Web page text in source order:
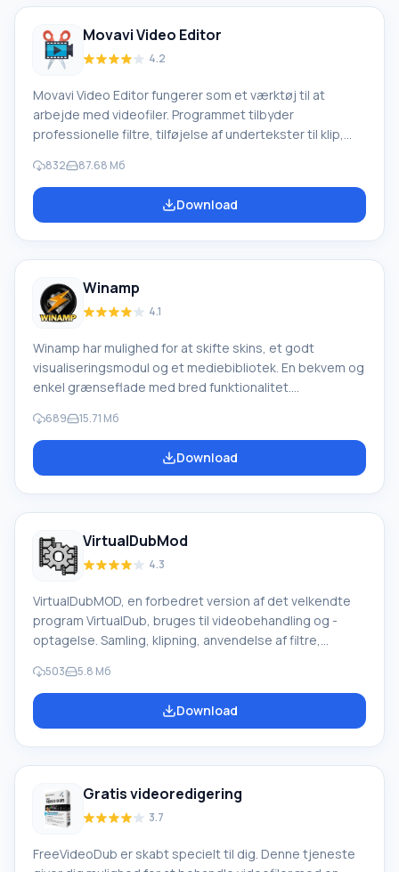
downloaden automatisk.
Movavi Video Editor
4.2
Movavi Video Editor fungerer som et værktøj til at
arbejde med videofiler. Programmet tilbyder
professionelle filtre, tilføjelse af undertekster til klip,
"sepia", "billede-i-billede", "tilføj støj", "gråtoner", osv.),
tilføjelse af brugerdefinerede lydspor, ændring af
afspilningshastighed for lyd/videofiler og meget mere.
832 87.68 Mб
Download
Winamp
4.1
Winamp har mulighed for at skifte skins, et godt
visualiseringsmodul og et mediebibliotek. En bekvem og
enkel grænseflade med bred funktionalitet.
Playlist. Mediefiler kan nemt flyttes fra Winamp-
biblioteket eller Windows Stifinder til afspilningslisten
for afspilning. Sortering af afspilningslisten efter filnavn,
689 15.71 Мб
Download
VirtualDubMod
4.3
VirtualDubMOD, en forbedret version af det velkendte
program VirtualDub, bruges til videobehandling og -
optagelse. Samling, klipning, anvendelse af filtre,
udvikling siden 2006. Programgrænsefladen ligner
VirtualDub, med en væsentlig forskel, at Audiomenuen
er erstattet af Streams, hvilket afspejler behandlingen
AVI- og MPEG1 f
503 5.8 Mб
Download
Gratis videoredigering
3.7
FreeVideoDub er skabt specielt til dig. Denne tjeneste